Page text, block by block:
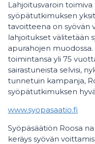
Lahjoitusvaroin
syöpätutkimuksen
tavoitteena on syövän
lahjoitukset välitetään
apurahojen
toimintansa yli 75
sairastuneista selvisi,
tunnetuin kampanja,
syöpätutkimuksen
www.syopasaatio.fi
Syöpäsäätiön Roosa
keräys syövän